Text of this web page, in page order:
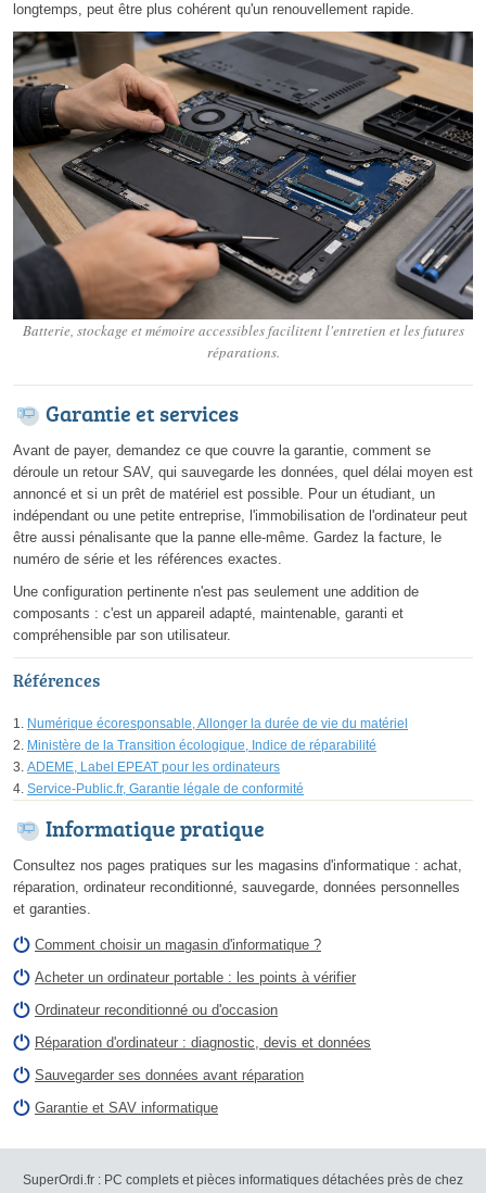
longtemps, peut être plus cohérent qu'un renouvellement rapide.
Batterie, stockage et mémoire accessibles facilitent l'entretien et les futures
réparations.
Garantie et services
Avant de payer, demandez ce que couvre la garantie, comment se
déroule un retour SAV, qui sauvegarde les données, quel délai moyen est
annoncé et si un prêt de matériel est possible. Pour un étudiant, un
indépendant ou une petite entreprise, l'immobilisation de l'ordinateur peut
être aussi pénalisante que la panne elle-même. Gardez la facture, le
numéro de série et les références exactes.
Une configuration pertinente n'est pas seulement une addition de
composants : c'est un appareil adapté, maintenable, garanti et
compréhensible par son utilisateur.
Références
Numérique écoresponsable, Allonger la durée de vie du matériel
Ministère de la Transition écologique, Indice de réparabilité
ADEME, Label EPEAT pour les ordinateurs
Service-Public.fr, Garantie légale de conformité
Informatique pratique
Consultez nos pages pratiques sur les magasins d'informatique : achat,
réparation, ordinateur reconditionné, sauvegarde, données personnelles
et garanties.
Comment choisir un magasin d'informatique ?
Acheter un ordinateur portable : les points à vérifier
Ordinateur reconditionné ou d'occasion
Réparation d'ordinateur : diagnostic, devis et données
Sauvegarder ses données avant réparation
Garantie et SAV informatique
SuperOrdi.fr : PC complets et pièces informatiques détachées près de chez